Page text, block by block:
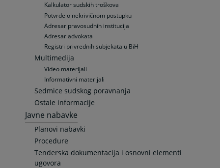
Kalkulator sudskih troškova
Potvrde o nekrivičnom postupku
Adresar pravosudnih institucija
Adresar advokata
Registri privrednih subjekata u BiH
Multimedija
Video materijali
Informativni materijali
Sedmice sudskog poravnanja
Ostale informacije
Javne nabavke
Planovi nabavki
Procedure
Tenderska dokumentacija i osnovni elementi
ugovora